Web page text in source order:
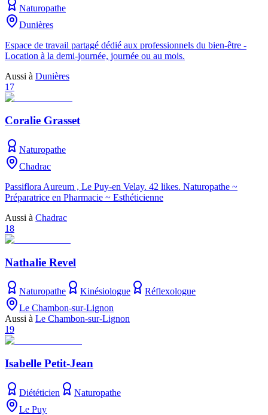
Naturopathe
Dunières
Espace de travail partagé dédié aux professionnels du bien-être -
Location à la demi-journée, journée ou au mois.
Aussi à Dunières
17
Coralie Grasset
Naturopathe
Chadrac
Passiflora Aureum , Le Puy-en Velay. 42 likes. Naturopathe ~
Préparatrice en Pharmacie ~ Esthéticienne
Aussi à Chadrac
18
Nathalie Revel
Naturopathe Kinésiologue
Réflexologue
Le Chambon-sur-Lignon
Aussi à Le Chambon-sur-Lignon
19
Isabelle Petit-Jean
Diététicien
Naturopathe
Le Puy